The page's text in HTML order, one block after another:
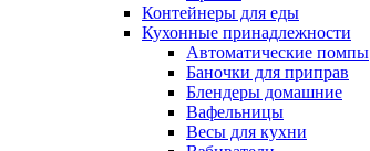
Контейнеры для еды
Кухонные принадлежности
Автоматические помпы
Баночки для приправ
Блендеры домашние
Вафельницы
Весы для кухни